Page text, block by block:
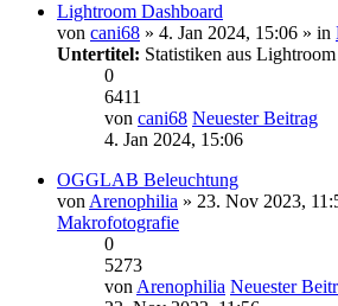
Lightroom Dashboard
von cani68 » 4. Jan 2024, 15:06 » in
Untertitel: Statistiken aus Lightroom
0
6411
von cani68 Neuester Beitrag
4. Jan 2024, 15:06
OGGLAB Beleuchtung
von Arenophilia » 23. Nov 2023,
Makrofotografie
0
5273
von Arenophilia Neuester